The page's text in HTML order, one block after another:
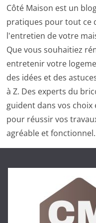
Côté Maison est un
pratiques pour tout ce
l'entretien de votre
Que vous souhaitiez
entretenir votre
des idées et des
à Z. Des experts du
guident dans vos
pour réussir vos
agréable et fonctionnel.